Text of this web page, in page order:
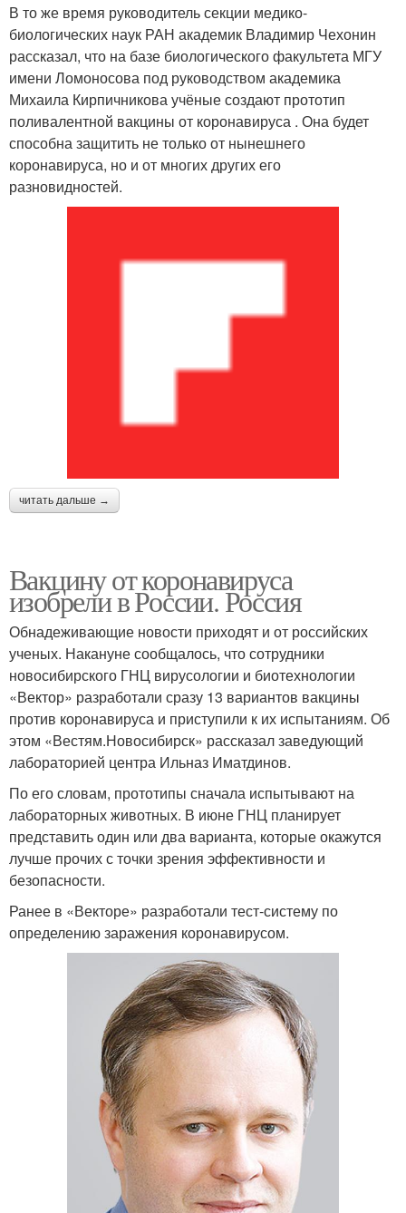
В то же время руководитель секции медико-
биологических наук РАН академик Владимир Чехонин
рассказал, что на базе биологического факультета МГУ
имени Ломоносова под руководством академика
Михаила Кирпичникова учёные создают прототип
поливалентной вакцины от коронавируса . Она будет
способна защитить не только от нынешнего
коронавируса, но и от многих других его
разновидностей.
читать дальше →
Вакцину от коронавируса
изобрели в России. Россия
Обнадеживающие новости приходят и от российских
ученых. Накануне сообщалось, что сотрудники
новосибирского ГНЦ вирусологии и биотехнологии
«Вектор» разработали сразу 13 вариантов вакцины
против коронавируса и приступили к их испытаниям. Об
этом «Вестям.Новосибирск» рассказал заведующий
лабораторией центра Ильназ Иматдинов.
По его словам, прототипы сначала испытывают на
лабораторных животных. В июне ГНЦ планирует
представить один или два варианта, которые окажутся
лучше прочих с точки зрения эффективности и
безопасности.
Ранее в «Векторе» разработали тест-систему по
определению заражения коронавирусом.